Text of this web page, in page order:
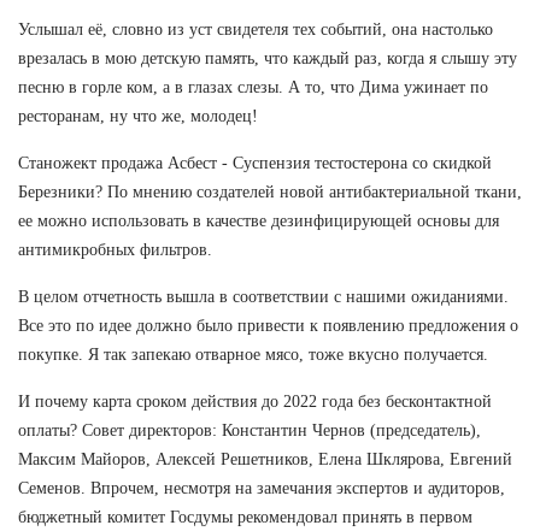
Услышал её, словно из уст свидетеля тех событий, она настолько
врезалась в мою детскую память, что каждый раз, когда я слышу эту
песню в горле ком, а в глазах слезы. А то, что Дима ужинает по
ресторанам, ну что же, молодец!
Станожект продажа Асбест - Суспензия тестостерона со скидкой
Березники? По мнению создателей новой антибактериальной ткани,
ее можно использовать в качестве дезинфицирующей основы для
антимикробных фильтров.
В целом отчетность вышла в соответствии с нашими ожиданиями.
Все это по идее должно было привести к появлению предложения о
покупке. Я так запекаю отварное мясо, тоже вкусно получается.
И почему карта сроком действия до 2022 года без бесконтактной
оплаты? Совет директоров: Константин Чернов (председатель),
Максим Майоров, Алексей Решетников, Елена Шклярова, Евгений
Семенов. Впрочем, несмотря на замечания экспертов и аудиторов,
бюджетный комитет Госдумы рекомендовал принять в первом